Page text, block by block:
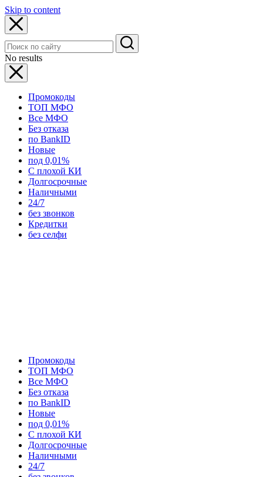
Skip to content
No results
Промокоды
ТОП МФО
Все МФО
Без отказа
по BankID
Новые
под 0,01%
С плохой КИ
Долгосрочные
Наличными
24/7
без звонков
Кредитки
без селфи
Промокоды
ТОП МФО
Все МФО
Без отказа
по BankID
Новые
под 0,01%
С плохой КИ
Долгосрочные
Наличными
24/7